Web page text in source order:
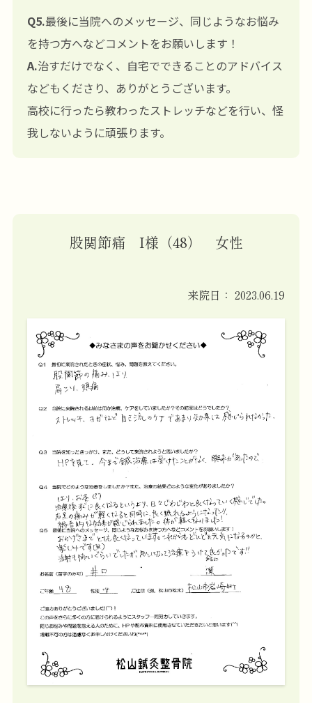
Q5.最後に当院へのメッセージ、同じようなお悩み
を持つ方へなどコメントをお願いします！
A.治すだけでなく、自宅でできることのアドバイス
などもくださり、ありがとうございます。
高校に行ったら教わったストレッチなどを行い、怪
我しないように頑張ります。
股関節痛 I様（48） 女性
来院日： 2023.06.19